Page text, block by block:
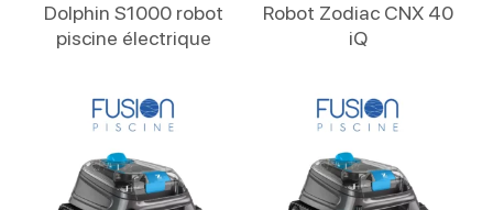
Dolphin S1000 robot
piscine électrique
Robot Zodiac CNX 40
iQ